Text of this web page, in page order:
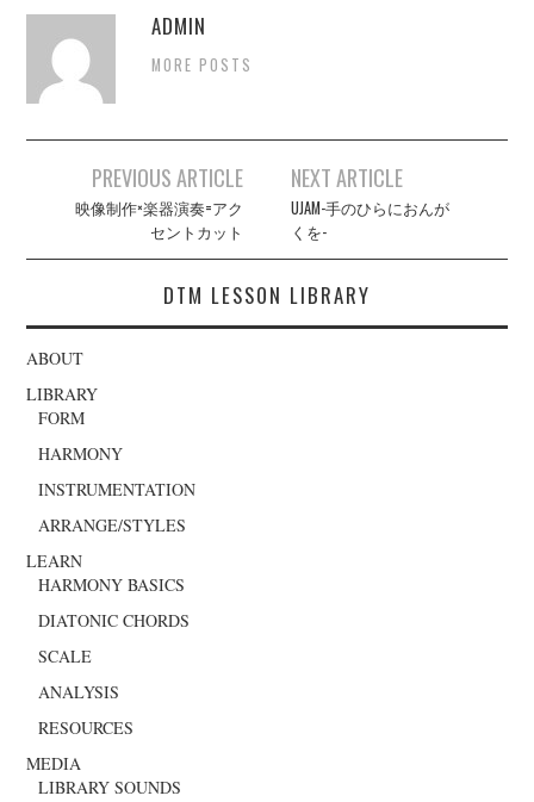
ADMIN
MORE POSTS
navigation
PREVIOUS ARTICLE
映像制作×楽器演奏=アク
セントカット
NEXT ARTICLE
UJAM-手のひらにおんが
くを-
DTM LESSON LIBRARY
ABOUT
LIBRARY
FORM
HARMONY
INSTRUMENTATION
ARRANGE/STYLES
LEARN
HARMONY BASICS
DIATONIC CHORDS
SCALE
ANALYSIS
RESOURCES
MEDIA
LIBRARY SOUNDS